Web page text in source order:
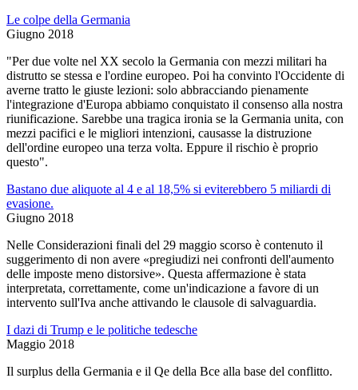
Le colpe della Germania
Giugno 2018
"Per due volte nel XX secolo la Germania con mezzi militari ha
distrutto se stessa e l'ordine europeo. Poi ha convinto l'Occidente di
averne tratto le giuste lezioni: solo abbracciando pienamente
l'integrazione d'Europa abbiamo conquistato il consenso alla nostra
riunificazione. Sarebbe una tragica ironia se la Germania unita, con
mezzi pacifici e le migliori intenzioni, causasse la distruzione
dell'ordine europeo una terza volta. Eppure il rischio è proprio
questo".
Bastano due aliquote al 4 e al 18,5% si eviterebbero 5 miliardi di
evasione.
Giugno 2018
Nelle Considerazioni finali del 29 maggio scorso è contenuto il
suggerimento di non avere «pregiudizi nei confronti dell'aumento
delle imposte meno distorsive». Questa affermazione è stata
interpretata, correttamente, come un'indicazione a favore di un
intervento sull'Iva anche attivando le clausole di salvaguardia.
I dazi di Trump e le politiche tedesche
Maggio 2018
Il surplus della Germania e il Qe della Bce alla base del conflitto.